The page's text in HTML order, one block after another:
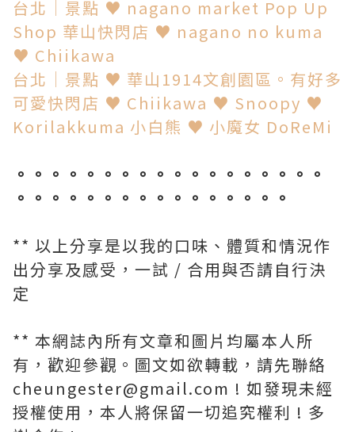
台北│景點 ♥ nagano market Pop Up
Shop 華山快閃店 ♥ nagano no kuma
♥ Chiikawa
台北│景點 ♥ 華山1914文創園區。有好多
可愛快閃店 ♥ Chiikawa ♥ Snoopy ♥
Korilakkuma 小白熊 ♥ 小魔女 DoReMi
。。。。。。。。。。。。。。。。。。
。。。。。。。。。。。。。。。。
** 以上分享是以我的口味、體質和情況作
出分享及感受，一試 / 合用與否請自行決
定
** 本網誌內所有文章和圖片均屬本人所
有，歡迎參觀。圖文如欲轉載，請先聯絡
cheungester@gmail.com ! 如發現未經
授權使用，本人將保留一切追究權利 ! 多